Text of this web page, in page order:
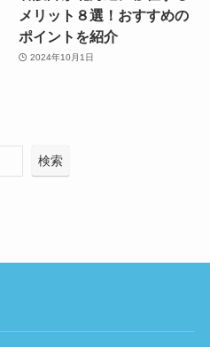
メリット８選！おすすめの
ポイントを紹介
2024年10月1日
検索